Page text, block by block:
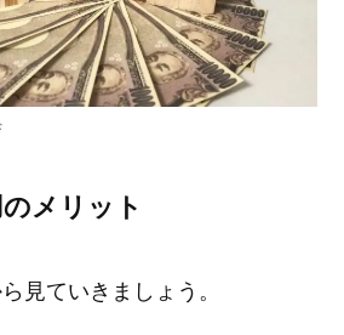
メリット
見ていきましょう。